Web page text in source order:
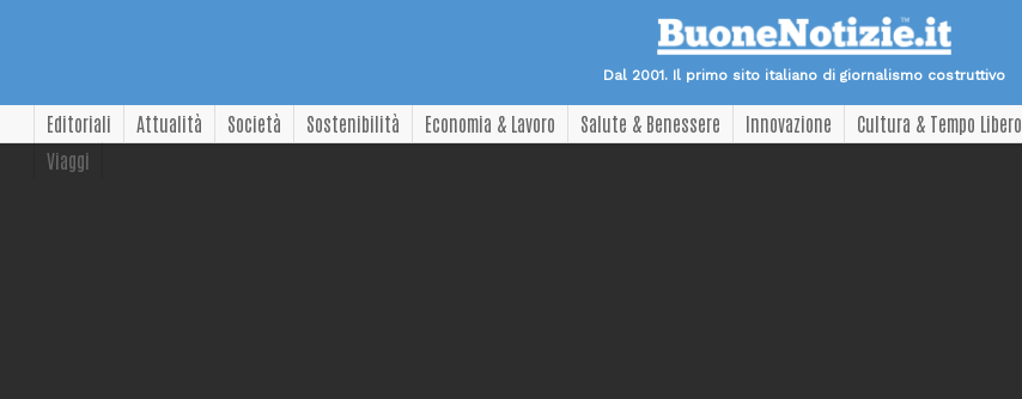
Dal 2001. Il primo sito italiano di giornalismo costruttivo
Editoriali Attualità Società Sostenibilità Economia & Lavoro Salute & Benessere Innovazione Cultura & Tempo Libero
Viaggi